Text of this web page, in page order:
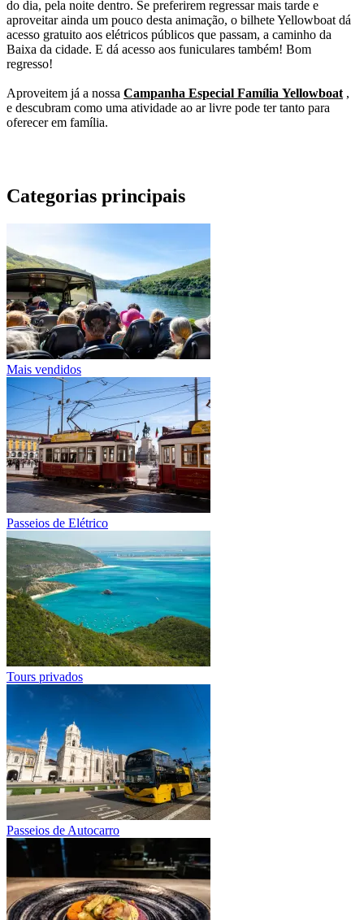
do dia, pela noite dentro. Se preferirem regressar mais tarde e
aproveitar ainda um pouco desta animação, o bilhete Yellowboat dá
acesso gratuito aos elétricos públicos que passam, a caminho da
Baixa da cidade. E dá acesso aos funiculares também! Bom
regresso!
Aproveitem já a nossa Campanha Especial Família Yellowboat ,
e descubram como uma atividade ao ar livre pode ter tanto para
oferecer em família.
Categorias principais
Mais vendidos
Passeios de Elétrico
Tours privados
Passeios de Autocarro